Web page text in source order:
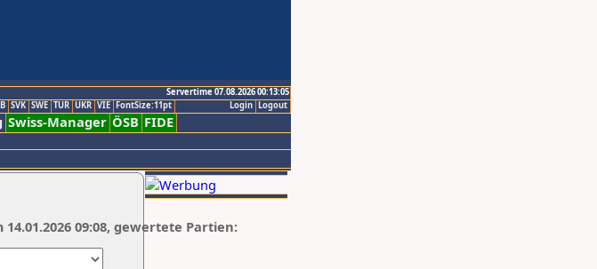
Servertime 07.08.2026 00:13:05
Logout
Login
SVK SWE TUR UKR VIE FontSize:11pt
Swiss-Manager ÖSB FIDE
09:08, gewertete Partien: